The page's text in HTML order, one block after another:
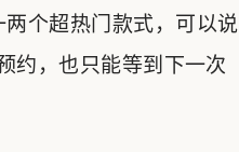
个超热门款式，可以说
约，也只能等到下一次